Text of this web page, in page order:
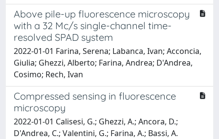
Above pile-up fluorescence microscopy
with a 32 Mc/s single-channel time-
resolved SPAD system
2022-01-01 Farina, Serena; Labanca, Ivan; Acconcia,
Giulia; Ghezzi, Alberto; Farina, Andrea; D'Andrea,
Cosimo; Rech, Ivan
Compressed sensing in fluorescence
microscopy
2022-01-01 Calisesi, G.; Ghezzi, A.; Ancora, D.;
D'Andrea, C.; Valentini, G.; Farina, A.; Bassi, A.